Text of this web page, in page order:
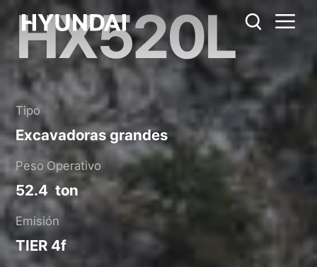
HX520L
Catálogo
Regla métrica EE.UU.
HX520L
Tipo
Excavadoras grandes
Peso Operativo
52.4 ton
Emisión
TIER 4f